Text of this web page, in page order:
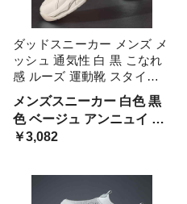
ダッドスニーカー メンズ メ
ッシュ 通気性 白 黒 こなれ
感 ルーズ 運動靴 スタイリ
ッシュ スニーカー 韓国系
男子 クッションソール 厚底
シューズ カッコイイ 映える
ニッチ 黒スニーカ 個性的
メンズスニーカー 白色 黒
色 ベージュ アンニュイ ス
トリート ハイテクスニーカ
生 男の子 ボーイッシュ イ
ンスタ映え ベーシック
￥3,082